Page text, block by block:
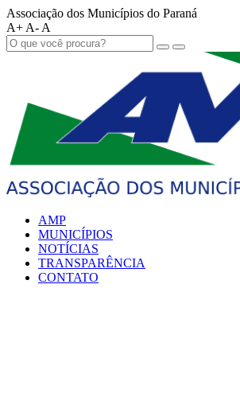
Associação dos Municípios do Paraná
A+ A- A
AMP
MUNICÍPIOS
NOTÍCIAS
TRANSPARÊNCIA
CONTATO